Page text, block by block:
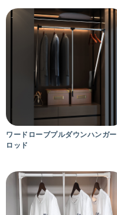
ワードローブプルダウンハンガー
ロッド